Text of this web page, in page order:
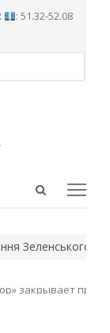
: 51.32-52.08
Open
Зеленського
закрывает